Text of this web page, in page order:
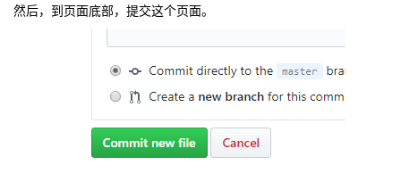
然后，到页面底部，提交这个页面。